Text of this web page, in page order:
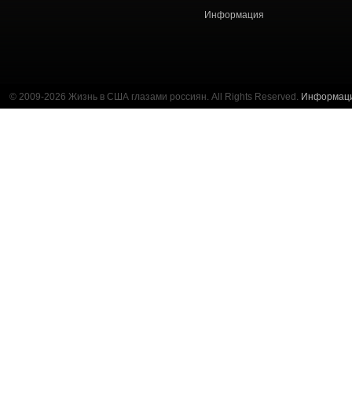
Информация
© 2009-2026 Жизнь в США глазами россиян. All Rights Reserved.